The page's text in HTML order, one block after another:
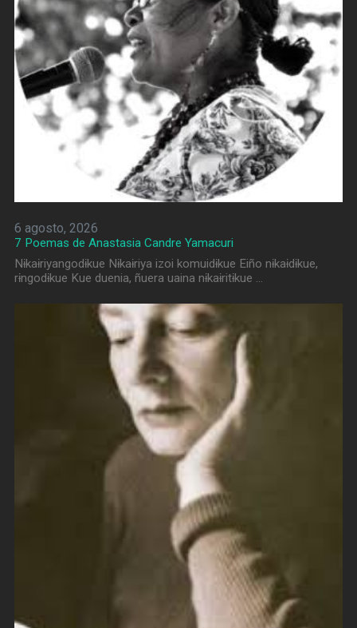
6 agosto, 2026
7 Poemas de Anastasia Candre Yamacuri
Nɨkaɨriyangodɨkue Nɨkaɨriya izoi komuidɨkue Eiño nɨkaɨdɨkue,
rɨngodɨkue Kue duenia, ñuera uaina nɨkaɨritɨkue …